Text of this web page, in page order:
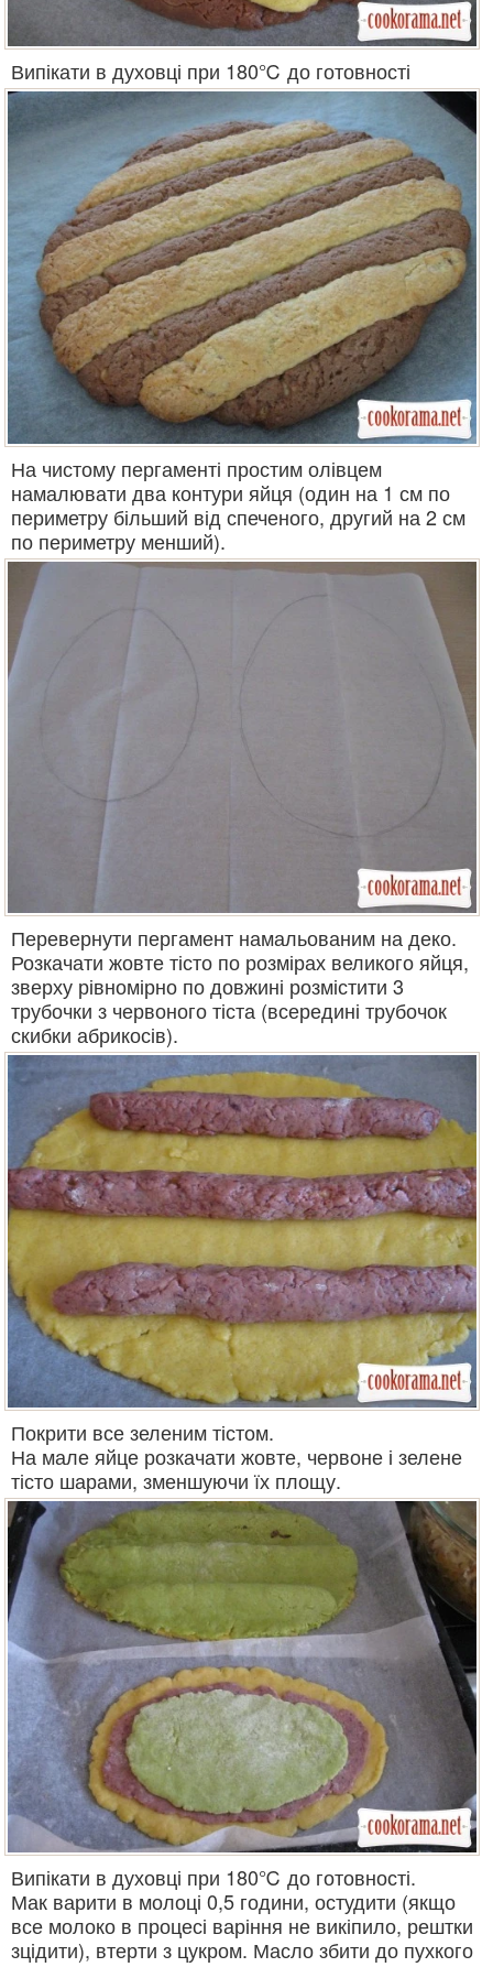
Випікати в духовці при 180℃ до готовності
На чистому пергаменті простим олівцем
намалювати два контури яйця (один на 1 см по
периметру більший від спеченого, другий на 2 см
по периметру менший).
Перевернути пергамент намальованим на деко.
Розкачати жовте тісто по розмірах великого яйця,
зверху рівномірно по довжині розмістити 3
трубочки з червоного тіста (всередині трубочок
скибки абрикосів).
Покрити все зеленим тістом.
На мале яйце розкачати жовте, червоне і зелене
тісто шарами, зменшуючи їх площу.
Випікати в духовці при 180℃ до готовності.
Мак варити в молоці 0,5 години, остудити (якщо
все молоко в процесі варіння не викіпило, рештки
зцідити), втерти з цукром. Масло збити до пухкого